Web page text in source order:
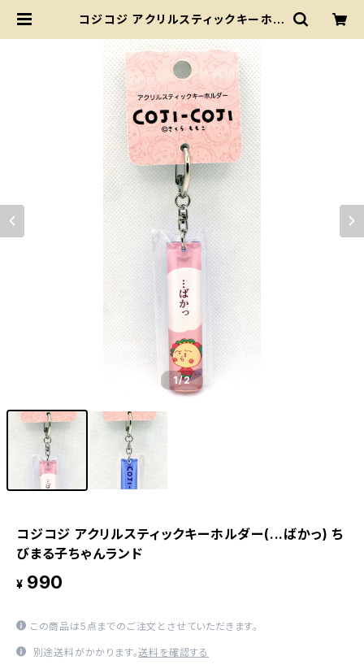
コジコジ アクリルスティックキーホル
ド | ちびまる子ちゃんランド
1/2
コジコジ アクリルスティックキーホルダー(...ばかっ) ち
びまる子ちゃんランド
¥ 990
この商品は5点までのご注文とさせていただきます。
別途送料がかかります。送料を確認する